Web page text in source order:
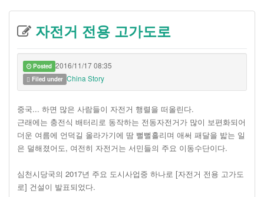
자전거 전용 고가도로
Posted 2016/11/17 08:35
Filed under China Story
중국... 하면 많은 사람들이 자전거 행렬을 떠올린다.
근래에는 충전식 배터리로 동작하는 전동자전거가 많이 보편화되어
더운 여름에 언덕길 올라가기에 땀 뻘뻘흘리며 애써 패달을 밟는 일
은 덜해졌어도, 여전히 자전거는 서민들의 주요 이동수단이다.
심천시당국의 2017년 주요 도시사업중 하나로 [자전거 전용 고가도
로] 건설이 발표되었다.